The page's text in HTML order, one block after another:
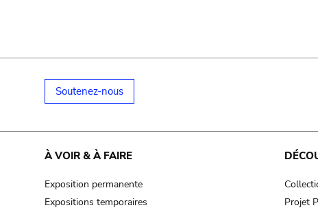
Soutenez-nous
À VOIR & À FAIRE
Exposition permanente
Expositions temporaires
Projet